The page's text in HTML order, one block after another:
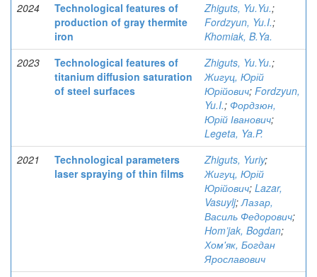
2024
Technological features of
production of gray thermite
iron
Zhiguts, Yu.Yu.;
Fordzyun, Yu.I.;
Khomiak, B.Ya.
2023
Technological features of
titanium diffusion saturation
of steel surfaces
Zhiguts, Yu.Yu.;
Жигуц, Юрій
Юрійович; Fordzyun,
Yu.I.; Фордзюн,
Юрій Іванович;
Legeta, Ya.P.
2021
Technological parameters
laser spraying of thin films
Zhiguts, Yuriy;
Жигуц, Юрій
Юрійович; Lazar,
Vasuylj;Лазар,
Василь Федорович;
Hom’jak, Bogdan;
Хом'як, Богдан
Ярославович